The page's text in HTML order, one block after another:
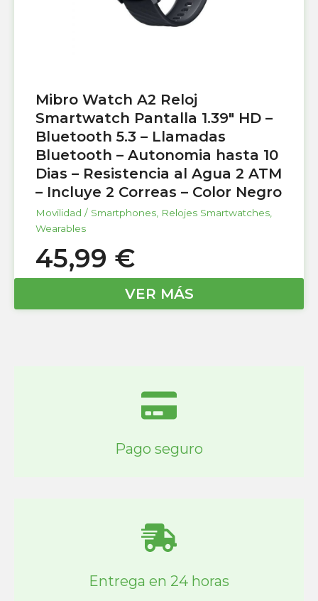
Mibro Watch A2 Reloj
Smartwatch Pantalla 1.39″ HD –
Bluetooth 5.3 – Llamadas
Bluetooth – Autonomia hasta 10
Dias – Resistencia al Agua 2 ATM
– Incluye 2 Correas – Color Negro
Movilidad / Smartphones Relojes Smartwatches
Wearables
45,99 €
VER MÁS
Pago seguro
Entrega en 24 horas